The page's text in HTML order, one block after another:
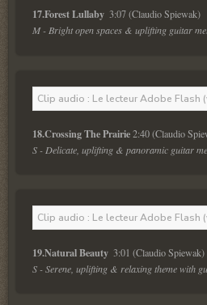
17.Forest Lullaby
3:07 (Claudio Spiewak)
M - Bright open spaces & uplifting guitar
Clip audio : Le lecteur Adobe Flash
18.Crossing The Prairie
S - Delicate, uplifting & panoramic guitar
Clip audio : Le lecteur Adobe Flash
19.Natural Beauty
3:01 (Claudio Spiewak)
S - Serene, uplifting & relaxing theme with